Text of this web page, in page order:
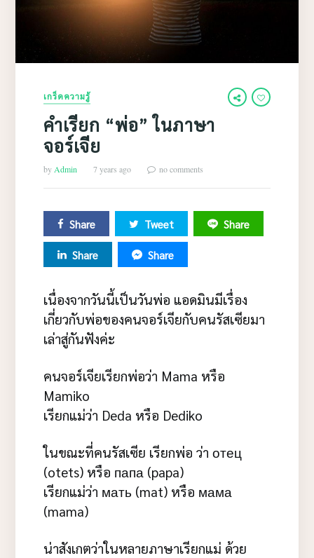
เกร็ดความรู้
คำเรียก “พ่อ” ในภาษา
จอร์เจีย
byAdmin 7 years ago no comments
Share Tweet Share
Share Share
เนื่องจากวันนี้เป็นวันพ่อ แอดมินมีเรื่อง
เกี่ยวกับพ่อของคนจอร์เจียกับคนรัสเซียมา
เล่าสู่กันฟังค่ะ
คนจอร์เจียเรียกพ่อว่า Mama หรือ
Mamiko
เรียกแม่ว่า Deda หรือ Dediko
ในขณะที่คนรัสเซีย เรียกพ่อ ว่า отец
(otets) หรือ папа (papa)
เรียกแม่ว่า мать (mat) หรือ мама
(mama)
น่าสังเกตว่าในหลายภาษาเรียกแม่ ด้วย